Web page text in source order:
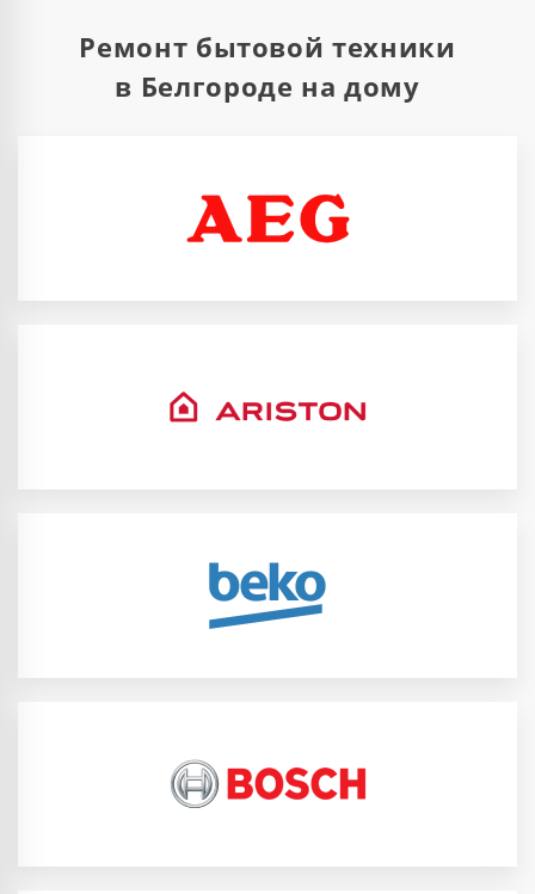
Ремонт бытовой техники
в Белгороде на дому